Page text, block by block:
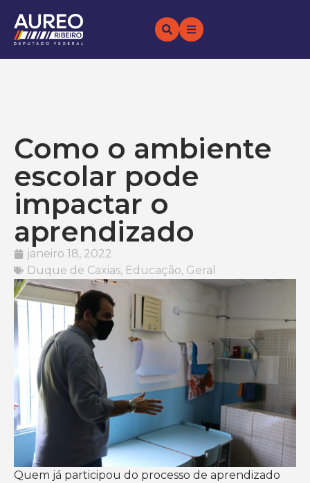
Como o ambiente
escolar pode
impactar o
aprendizado
janeiro 18, 2022
Duque de Caxias, Educação, Geral
Quem já participou do processo de aprendizado